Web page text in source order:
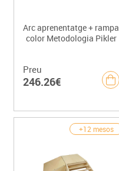
Arc aprenentatge + rampa
color Metodologia Pikler
Preu
246.26€
+12 mesos